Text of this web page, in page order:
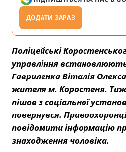
ДОДАТИ ЗАРАЗ
Поліцейські
управління
Гавриленка Віталія
жителя м. Коростеня.
пішов з соціальної
повернувся.
повідомити інформацію
знаходження чоловіка.